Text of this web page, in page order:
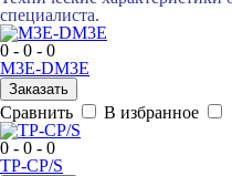
специалиста.
0 - 0 - 0
M3E-DM3E
Заказать
Сравнить
В избранное
0 - 0 - 0
TP-CP/S